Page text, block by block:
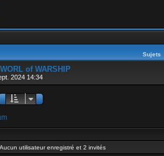
Sujets
of WARSHIP
2024 14:34
utilisateur enregistré et 2 invités